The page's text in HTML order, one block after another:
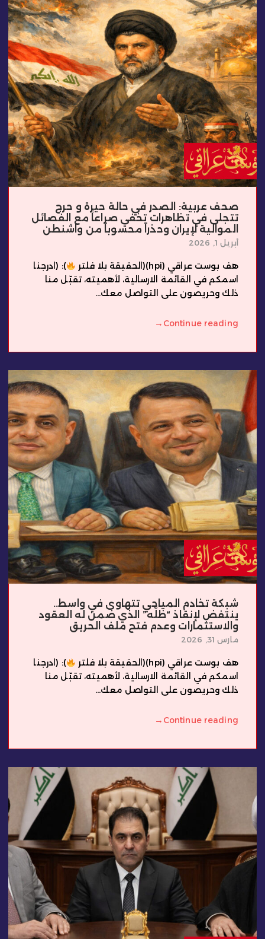
صحف عربية: الصدر في حالة حيرة و حرج
تتجلى في تظاهرات تخفي صراعاً مع الفصائل
الموالية لإيران وحذراً محسوباً من واشنطن
أبريل 1, 2026
هف بوست عراقي (hpi)(الحقيقة بلا فلتر
): (ادرجنا
اسمكم في القائمة الارسالية، لأهميته، تقبّل منا
ذلك وحريصون على التواصل معك...
Continue reading
→
شبكة تخادم المياحي تتهاوى في واسط..
ينتفض لإنقاذ “ظلّه” الذي ضمن له العقود
والاستثمارات وعدم فتح ملف الحريق
مارس 31, 2026
هف بوست عراقي (hpi)(الحقيقة بلا فلتر
): (ادرجنا
اسمكم في القائمة الارسالية، لأهميته، تقبّل منا
ذلك وحريصون على التواصل معك...
Continue reading
→